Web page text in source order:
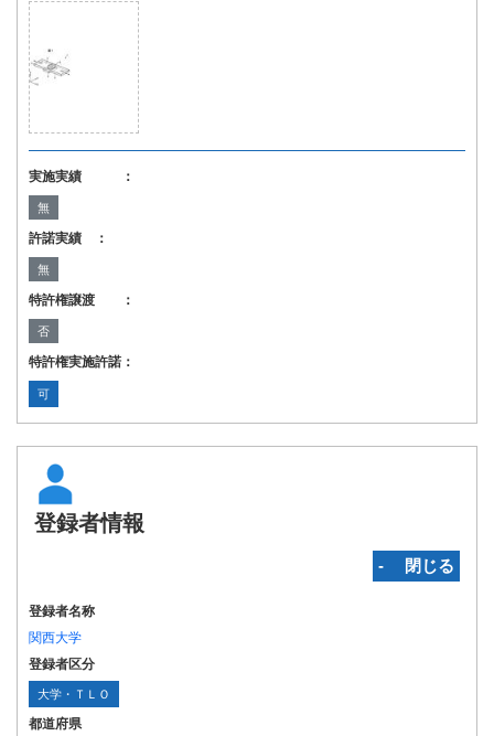
実施実績 ：
無
許諾実績 ：
無
特許権譲渡 ：
否
特許権実施許諾：
可
登録者情報
‐ 閉じる
登録者名称
関西大学
登録者区分
大学・ＴＬＯ
都道府県